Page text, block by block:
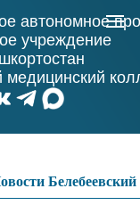
автономное
учреждение
медицинский